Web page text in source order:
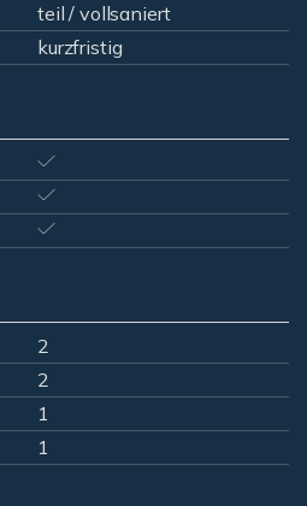
teil / vollsaniert
kurzfristig
2
2
1
1